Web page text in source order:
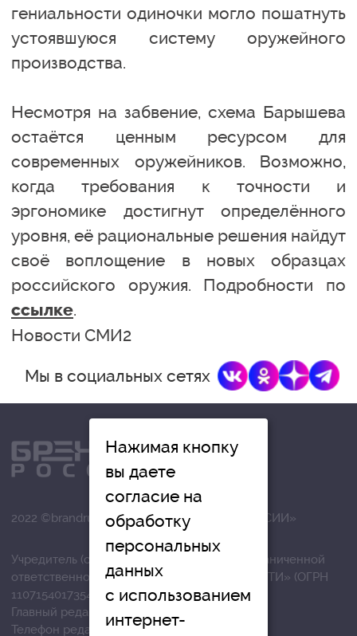
гениальности одиночки могло пошатнуть
устоявшуюся систему оружейного
производства.
Несмотря на забвение, схема Барышева
остаётся ценным ресурсом для
современных оружейников. Возможно,
когда требования к точности и
эргономике достигнут определённого
уровня, её рациональные решения найдут
своё воплощение в новых образцах
российского оружия. Подробности по
ссылке.
Новости СМИ2
Мы в социальных сетях
2022 ©brandrussia.online | СИ «БРЕНДЫ РОССИИ»
Учредитель (соучредители): Общество с ограниченной
ответственностью «РЕГИОНАЛЬНЫЕ НОВОСТИ» (ОГРН
1107154017354)
Главный редактор: Вострикова О.Г.
Телефон редакции: +7 (4872) 710-803
Нажимая кнопку
вы даете
согласие на
обработку
персональных
данных
с использованием
интернет-